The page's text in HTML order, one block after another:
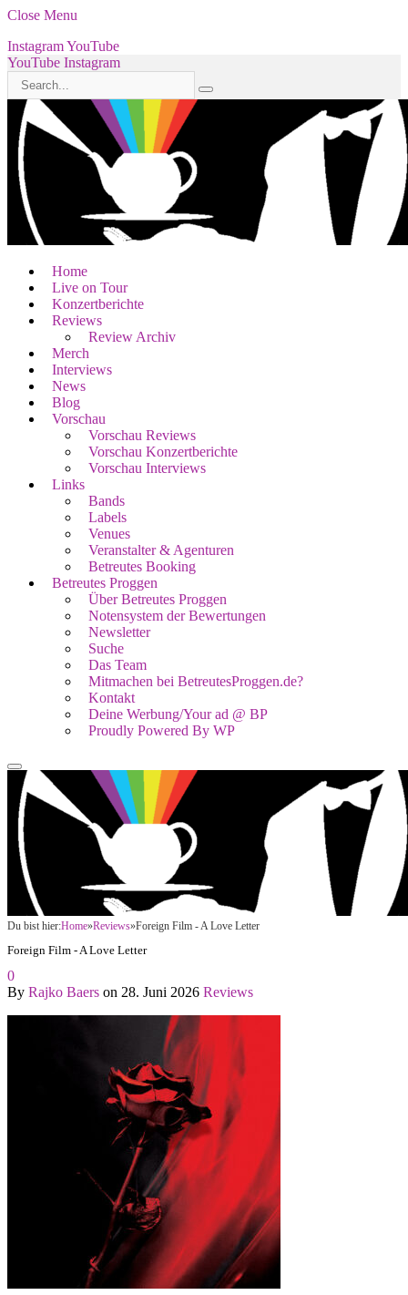
Close Menu
InstagramYouTube
YouTube Instagram
Home
Live on Tour
Konzertberichte
Reviews
Review Archiv
Merch
Interviews
News
Blog
Vorschau
Vorschau Reviews
Vorschau Konzertberichte
Vorschau Interviews
Links
Bands
Labels
Venues
Veranstalter & Agenturen
Betreutes Booking
Betreutes Proggen
Über Betreutes Proggen
Notensystem der Bewertungen
Newsletter
Suche
Das Team
Mitmachen bei BetreutesProggen.de?
Kontakt
Deine Werbung/Your ad @ BP
Proudly Powered By WP
Du bist hier:Home»Reviews»Foreign Film - A Love Letter
Foreign Film - A Love Letter
0
By Rajko Baers on 28. Juni 2026 Reviews